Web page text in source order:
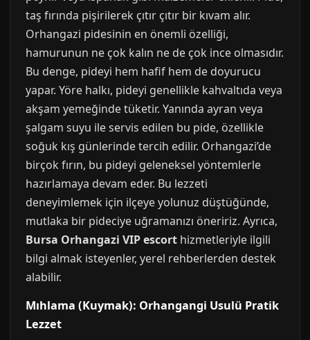
taş fırında pişirilerek çıtır çıtır bir kıvam alır.
Orhangazi pidesinin en önemli özelliği,
hamurunun ne çok kalın ne de çok ince olmasıdır.
Bu denge, pideyi hem hafif hem de doyurucu
yapar. Yöre halkı, pideyi genellikle kahvaltıda veya
akşam yemeğinde tüketir. Yanında ayran veya
şalgam suyu ile servis edilen bu pide, özellikle
soğuk kış günlerinde tercih edilir. Orhangazi’de
birçok fırın, bu pideyi geleneksel yöntemlerle
hazırlamaya devam eder. Bu lezzeti
deneyimlemek için ilçeye yolunuz düştüğünde,
mutlaka bir pideciye uğramanızı öneririz. Ayrıca,
Bursa Orhangazi VIP escort hizmetleriyle ilgili
bilgi almak isteyenler, yerel rehberlerden destek
alabilir.
Mıhlama (Kuymak): Orhangangi Usulü Pratik
Lezzet